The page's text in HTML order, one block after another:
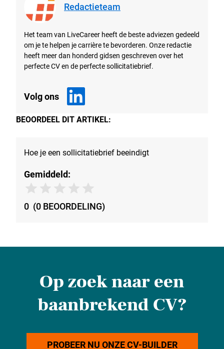
Redactieteam
Het team van LiveCareer heeft de beste adviezen gedeeld
om je te helpen je carrière te bevorderen. Onze redactie
heeft meer dan honderd gidsen geschreven over het
perfecte CV en de perfecte sollicitatiebrief.
Volg ons
BEOORDEEL DIT ARTIKEL:
Hoe je een sollicitatiebrief beeindigt
Gemiddeld:
0 (0 BEOORDELING)
Op zoek naar een
baanbrekend CV?
PROBEER NU ONZE CV-BUILDER